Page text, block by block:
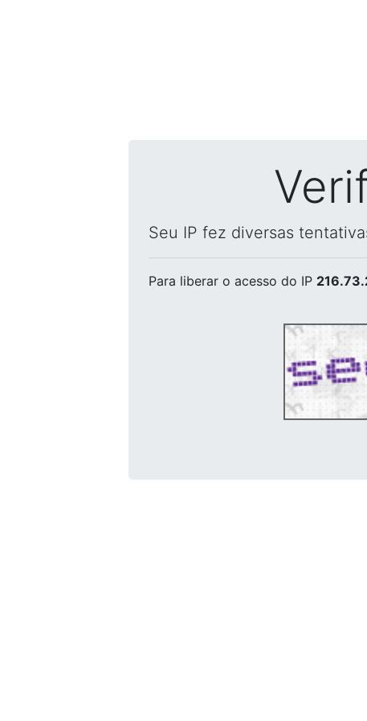
Seu IP fez diversas
Para liberar o acesso do IP